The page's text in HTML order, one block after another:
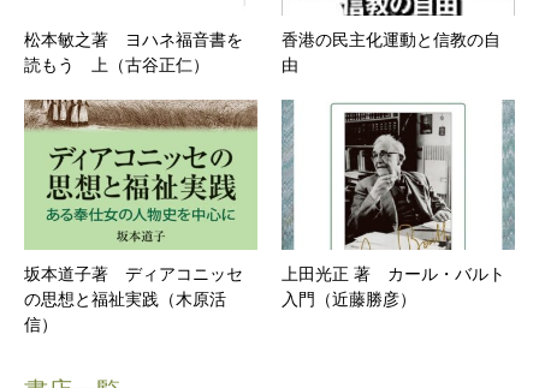
松本敏之著 ヨハネ福音書を
読もう 上（古谷正仁）
香港の民主化運動と信教の自
由
坂本道子著 ディアコニッセ
の思想と福祉実践（木原活
信）
上田光正 著 カール・バルト
入門（近藤勝彦）